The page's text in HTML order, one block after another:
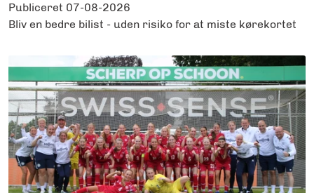
Publiceret 07-08-2026
Bliv en bedre bilist - uden risiko for at miste kørekortet